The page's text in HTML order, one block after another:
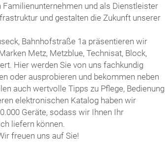
Familienunternehmen und als Dienstleister
und gestalten die Zukunft unserer
Bahnhofstraße 1a präsentieren wir
Metz, Metzblue, Technisat, Block,
Hier werden Sie von uns fachkundig
oder ausprobieren und bekommen neben
auch wertvolle Tipps zu Pflege, Bedienung
elektronischen Katalog haben wir
Geräte, sodass wir Ihnen Ihr
liefern können.
freuen uns auf Sie!